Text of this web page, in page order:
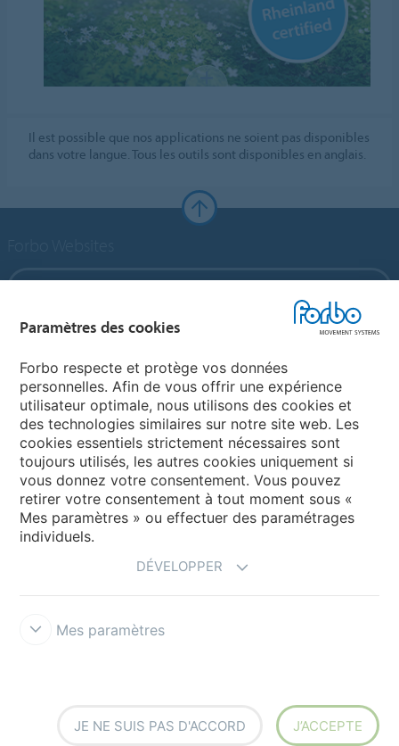
Il est possible que nos applications ne soient pas disponibles
dans votre langue. Tous les outils sont disponibles en anglais.
Forbo Flooring Systems
Forbo Movement Systems
Choisir un pays
Choisir son pays
Paramètres des cookies
Forbo respecte et protège vos données
personnelles. Afin de vous offrir une expérience
utilisateur optimale, nous utilisons des cookies et
des technologies similaires sur notre site web. Les
cookies essentiels strictement nécessaires sont
toujours utilisés, les autres cookies uniquement si
vous donnez votre consentement. Vous pouvez
retirer votre consentement à tout moment sous «
Mes paramètres » ou effectuer des paramétrages
individuels.
DÉVELOPPER
Mes paramètres
JE NE SUIS PAS D'ACCORD J’ACCEPTE